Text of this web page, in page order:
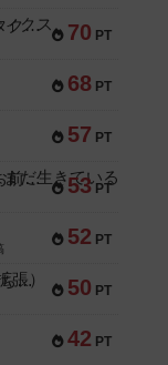
70 PT
メメントオンラインタクティクス
68 PT
57 PT
53 PT
セミファイナル ～お前はまだ生きている～
52 PT
50 PT
クランク! ：冒険者たち（拡張）
42 PT